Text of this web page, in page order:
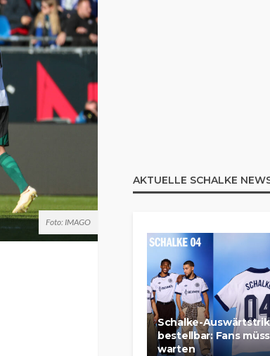
Foto: IMAGO
AKTUELLE SCHALKE
Schalke-
bestellbar: Fans
warten